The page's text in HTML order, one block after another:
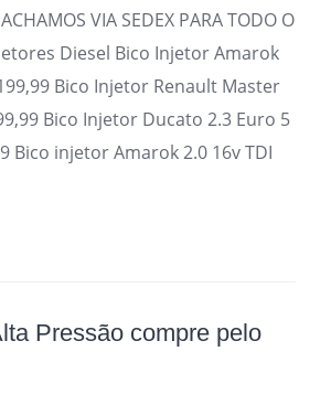
VIA SEDEX PARA TODO O
Diesel Bico Injetor Amarok
Bico Injetor Renault Master
Bico Injetor Ducato 2.3 Euro 5
Bico injetor Amarok 2.0 16v TDI
Pressão compre pelo